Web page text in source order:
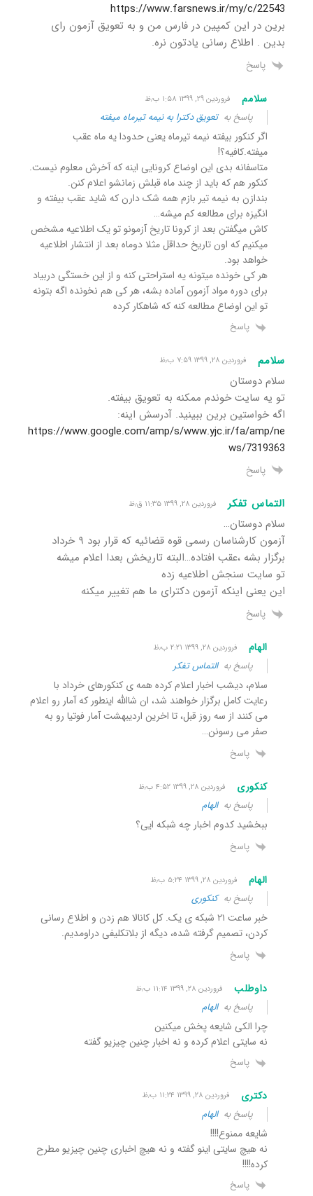
https://www.farsnews.ir/my/c/22543
برین در این کمپین در فارس من و به تعویق آزمون رای
بدین . اطلاع رسانی یادتون نره.
پاسخ
سلامم فروردین ۲۹, ۱۳۹۹ ۱:۵۸ ب٫ظ
پاسخ بهتعویق دکترا به نیمه تیرماه میفته
اگر کنکور بیفته نیمه تیرماه یعنی حدودا یه ماه عقب
میفته.کافیه؟!
متاسفانه بدی این اوضاع کرونایی اینه که آخرش معلوم نیست.
کنکور هم که باید از چند ماه قبلش زمانشو اعلام کنن.
بندازن به نیمه تیر بازم همه شک دارن که شاید عقب بیفته و
انگیزه برای مطالعه کم میشه…
کاش میگفتن بعد از کرونا تاریخ آزمونو تو یک اطلاعیه مشخص
میکنیم که اون تاریخ حداقل مثلا دوماه بعد از انتشار اطلاعیه
خواهد بود.
هر کی خونده میتونه یه استراحتی کنه و از این خستگی دربیاد
برای دوره مواد آزمون آماده بشه، هر کی هم نخونده اگه بتونه
تو این اوضاع مطالعه کنه که شاهکار کرده
پاسخ
سلامم فروردین ۲۸, ۱۳۹۹ ۷:۵۹ ب٫ظ
سلام دوستان
تو یه سایت خوندم ممکنه به تعویق بیفته.
اگه خواستین برین ببینید. آدرسش اینه:
https://www.google.com/amp/s/www.yjc.ir/fa/amp/ne
ws/7319363
پاسخ
التماس تفکر فروردین ۲۸, ۱۳۹۹ ۱۱:۳۵ ق٫ظ
سلام دوستان…
آزمون کارشناسان رسمی قوه قضائیه که قرار بود ۹ خرداد
برگزار بشه ،عقب افتاده…البته تاریخش بعدا اعلام میشه
تو سایت سنجش اطلاعیه زده
این یعنی اینکه آزمون دکترای ما هم تغییر میکنه
پاسخ
الهام فروردین ۲۸, ۱۳۹۹ ۲:۲۱ ب٫ظ
پاسخ بهالتماس تفکر
سلام، دیشب اخبار اعلام کرده همه ی کنکورهای خرداد با
رعایت کامل برگزار خواهند شد، ان شاالله اینطور که آمار رو اعلام
می کنند از سه روز قبل، تا اخرین اردیبهشت آمار فوتیا رو به
صفر می رسونن…
پاسخ
کنکوری فروردین ۲۸, ۱۳۹۹ ۴:۵۲ ب٫ظ
پاسخ بهالهام
ببخشید کدوم اخبار چه شبکه ایی؟
پاسخ
الهام فروردین ۲۸, ۱۳۹۹ ۵:۲۴ ب٫ظ
پاسخ بهکنکوری
خبر ساعت ۲۱ شبکه ی یک. کل کانالا هم زدن و اطلاع رسانی
کردن، تصمیم گرفته شده، دیگه از بلاتکلیفی دراومدیم.
پاسخ
داوطلب فروردین ۲۸, ۱۳۹۹ ۱۱:۱۴ ب٫ظ
پاسخ بهالهام
چرا الکی شایعه پخش میکنین
نه سایتی اعلام کرده و نه اخبار چنین چیزیو گفته
پاسخ
دکتری فروردین ۲۸, ۱۳۹۹ ۱۱:۲۴ ب٫ظ
پاسخ بهالهام
شایعه ممنوع!!!!
نه هیچ سایتی اینو گفته و نه هیچ اخباری چنین چیزیو مطرح
کرده!!!!
پاسخ